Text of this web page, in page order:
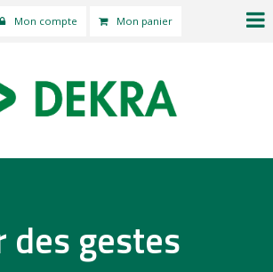
Mon compte Mon panier
des gestes